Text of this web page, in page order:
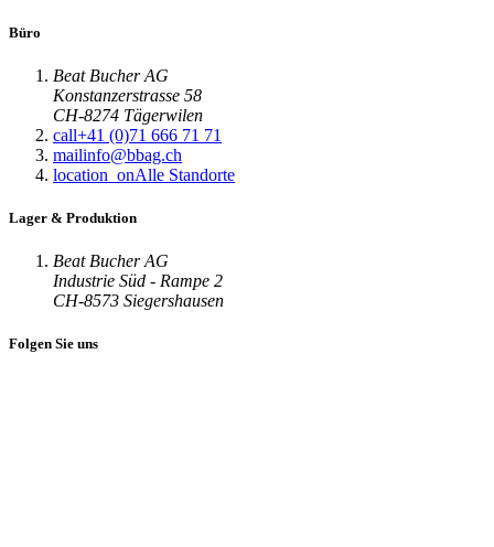
Büro
Beat Bucher AG
Konstanzerstrasse 58
CH-8274 Tägerwilen
call+41 (0)71 666 71 71
mailinfo@bbag.ch
location_onAlle Standorte
Lager & Produktion
Beat Bucher AG
Industrie Süd - Rampe 2
CH-8573 Siegershausen
Folgen Sie uns